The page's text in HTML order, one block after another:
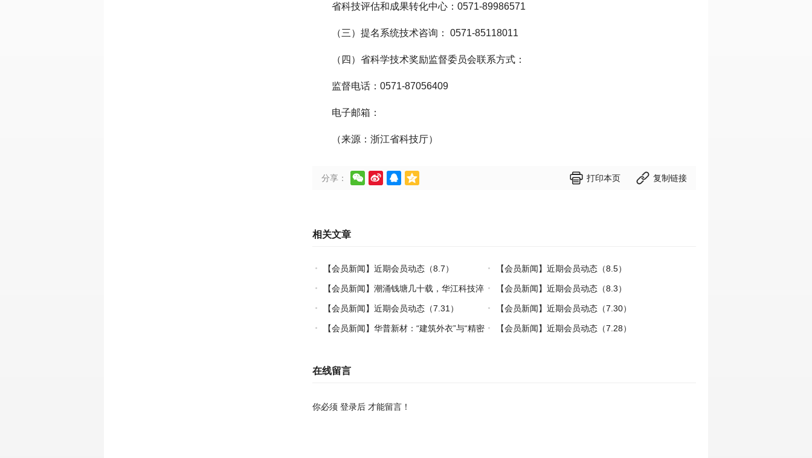
省科技评估和成果转化中心：0571-89986571
（三）提名系统技术咨询： 0571-85118011
（四）省科学技术奖励监督委员会联系方式：
监督电话：0571-87056409
电子邮箱：
（来源：浙江省科技厅）
分享：      打印本页  复制链接
相关文章
【会员新闻】近期会员动态（8.7） 【会员新闻】近期会员动态（8.5）
【会员新闻】潮涌钱塘几十载，华江科技淬
炼热塑复材中国力量
【会员新闻】近期会员动态（8.3）
【会员新闻】近期会员动态（7.31） 【会员新闻】近期会员动态（7.30）
【会员新闻】华普新材：“建筑外衣”与“精密
【会员新闻】近期会员动态（7.28）
在线留言
你必须 登录后 才能留言！